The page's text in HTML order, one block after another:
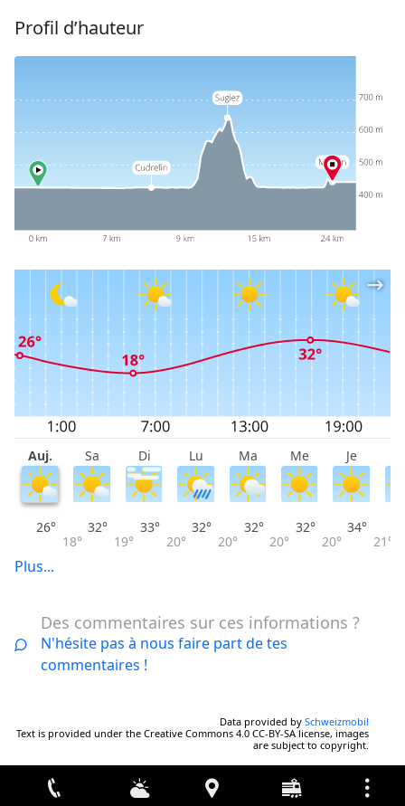
Profil d’hauteur
Auj. Sa Di Lu Ma Me Je
26°
18°
32°
19°
33°
20°
32°
20°
32°
20°
32°
20°
34°
21°
Plus...
Des commentaires sur ces informations ?
N'hésite pas à nous faire part de tes
commentaires !
Data provided by Schweizmobil
Text is provided under the Creative Commons 4.0 CC-BY-SA license, images
are subject to copyright.